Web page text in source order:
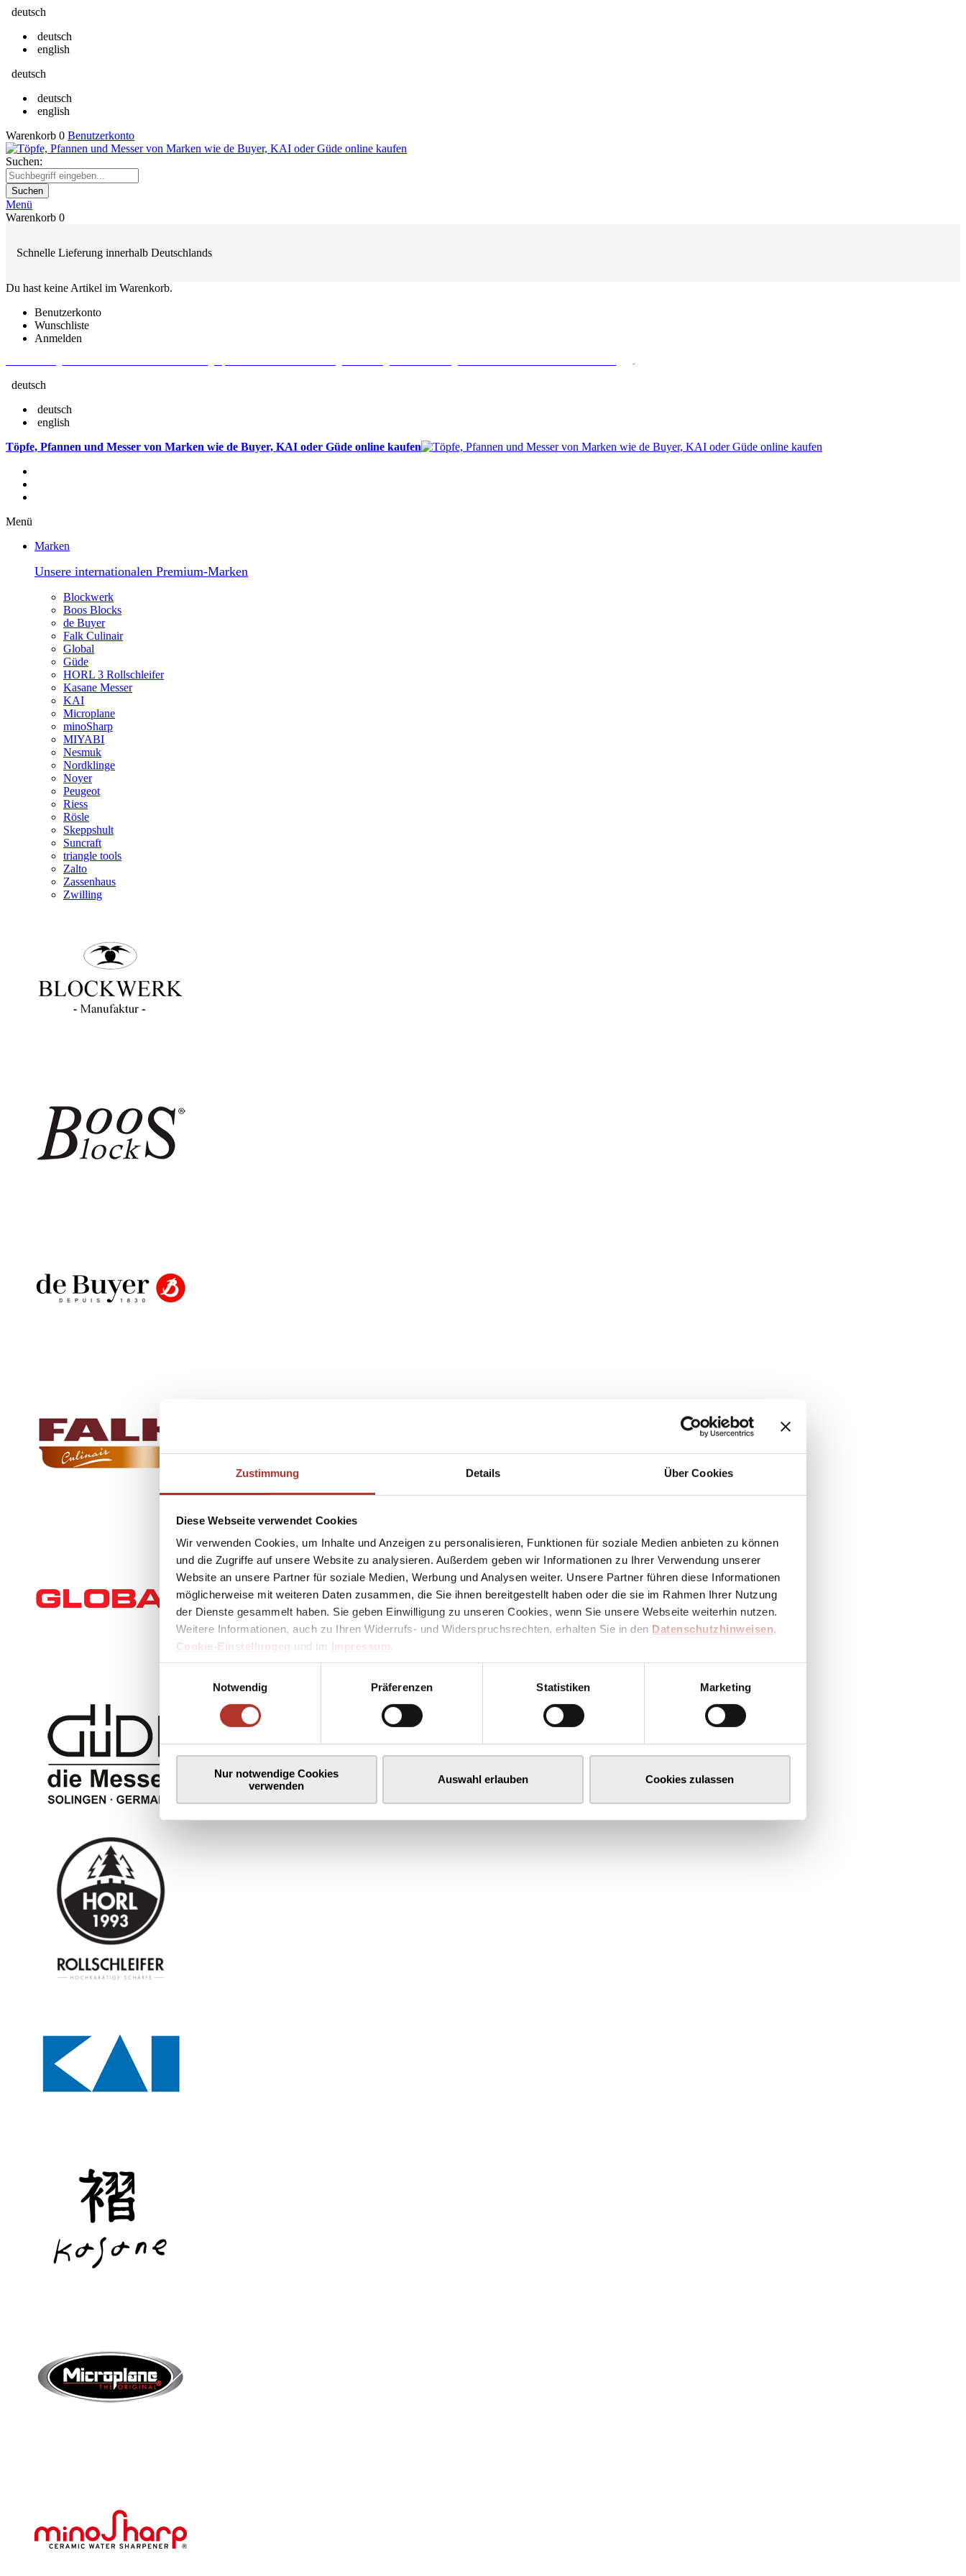
Zustimmung Details Über Cookies
Diese Webseite verwendet Cookies
Wir verwenden Cookies, um Inhalte und Anzeigen zu personalisieren, Funktionen für soziale Medien anbieten zu können
und die Zugriffe auf unsere Website zu analysieren. Außerdem geben wir Informationen zu Ihrer Verwendung unserer
Website an unsere Partner für soziale Medien, Werbung und Analysen weiter. Unsere Partner führen diese Informationen
möglicherweise mit weiteren Daten zusammen, die Sie ihnen bereitgestellt haben oder die sie im Rahmen Ihrer Nutzung
der Dienste gesammelt haben. Sie geben Einwilligung zu unseren Cookies, wenn Sie unsere Webseite weiterhin nutzen.
Weitere Informationen, auch zu Ihren Widerrufs- und Widerspruchsrechten, erhalten Sie in den Datenschutzhinweisen,
Cookie-Einstellungen und im Impressum
Notwendig
Präferenzen Statistiken Marketing
Nur notwendige Cookies
verwenden
Auswahl erlauben Cookies zulassen
deutsch
deutsch
english
deutsch
deutsch
english
Warenkorb 0 Benutzerkonto
Suchen:
Suchen
Menü
Warenkorb 0
Schnelle Lieferung innerhalb Deutschlands
Du hast keine Artikel im Warenkorb.
Benutzerkonto
Wunschliste
Anmelden
.
deutsch
deutsch
english
Töpfe, Pfannen und Messer von Marken wie de Buyer, KAI oder Güde online kaufen
Menü
Marken
Unsere internationalen Premium-Marken
Blockwerk
Boos Blocks
de Buyer
Falk Culinair
Global
Güde
HORL 3 Rollschleifer
Kasane Messer
KAI
Microplane
minoSharp
MIYABI
Nesmuk
Nordklinge
Noyer
Peugeot
Riess
Rösle
Skeppshult
Suncraft
triangle tools
Zalto
Zassenhaus
Zwilling